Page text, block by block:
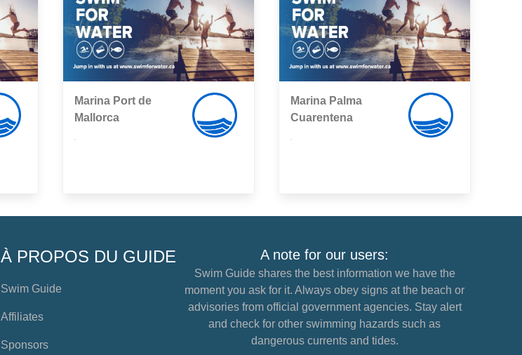
Marina Port de
Mallorca
Marina Palma
Cuarentena
À PROPOS DU GUIDE
Swim Guide
Affiliates
Sponsors
A note for our users:
Swim Guide shares the best information we have the
moment you ask for it. Always obey signs at the beach or
advisories from official government agencies. Stay alert
and check for other swimming hazards such as
dangerous currents and tides.